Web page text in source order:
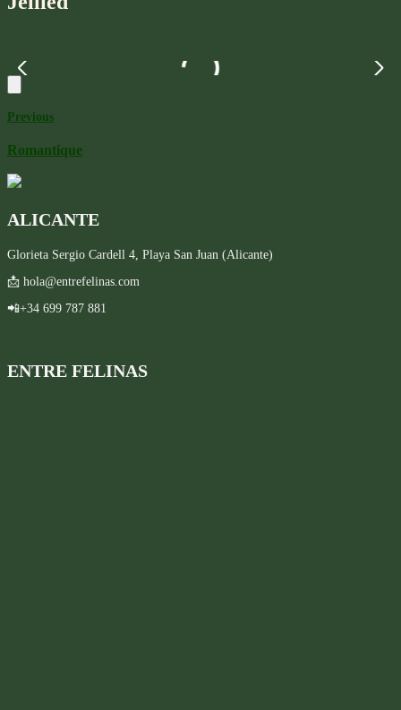
Previous
Romantique
ALICANTE
Glorieta Sergio Cardell 4, Playa San Juan (Alicante)
📩 hola@entrefelinas.com
📲+34 699 787 881
ENTRE FELINAS